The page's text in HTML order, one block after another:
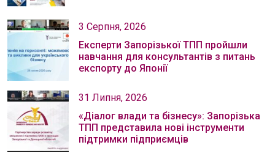
3 Серпня, 2026
Експерти Запорізької ТПП пройшли
навчання для консультантів з питань
експорту до Японії
31 Липня, 2026
«Діалог влади та бізнесу»: Запорізька
ТПП представила нові інструменти
підтримки підприємців